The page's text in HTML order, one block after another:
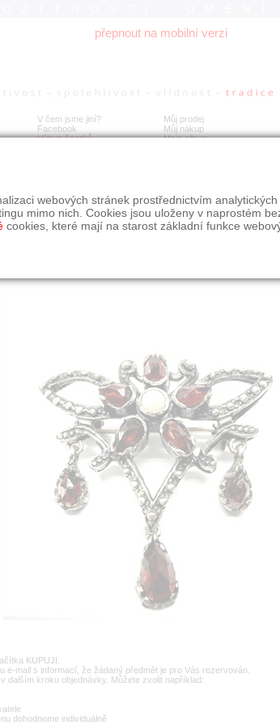
přepnout na mobilní verzi
V čem jsme jiní?
Facebook
Výkup šperků
Můj prodej
Můj nákup
Moje album
brož / závěs s granáty a bílou perlou
KUPUJI.
mail s informací, že žádaný předmět je pro Vás rezervován.
dalším kroku objednávky. Můžete zvolit například:
dohodneme individuálně
webových stránek prostřednictvím
mimo nich. Cookies jsou uloženy v naprostém
cookies, které mají na starost základní funkce